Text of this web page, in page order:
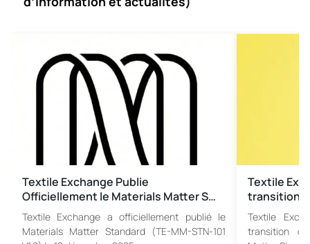
Textile Exchange Publie
Officiellement le Materials Matter S…
Textile Exchange a officiellement publié le
Materials Matter Standard (TE-MM-STN-101
Textile
transition
Textile
transition